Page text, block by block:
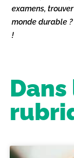
examens,
monde durable
!